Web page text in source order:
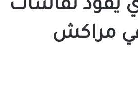
يقود نقاشات
في مراكش